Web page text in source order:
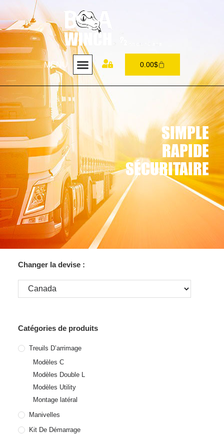
MENU 0.00$
SIMPLE
RAPIDE
SÉCURITAIRE
Changer la devise :
Catégories de produits
Treuils D’arrimage
Modèles C
Modèles Double L
Modèles Utility
Montage latéral
Manivelles
Kit De Démarrage